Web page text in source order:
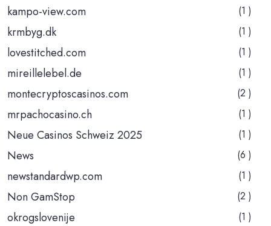
kampo-view.com (1 )
krmbyg.dk (1 )
lovestitched.com (1 )
mireillelebel.de (1 )
montecryptoscasinos.com (2 )
mrpachocasino.ch (1 )
Neue Casinos Schweiz 2025 (1 )
News (6 )
newstandardwp.com (1 )
Non GamStop (2 )
okrogslovenije (1 )